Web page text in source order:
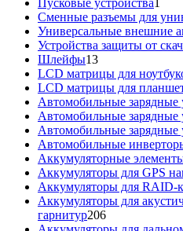
Пусковые устройства1
Сменные разъемы для
Универсальные внешние
Устройства защиты от
Шлейфы1313
товаров
LCD матрицы для
LCD матрицы для
Автомобильные зарядные
Автомобильные зарядные
Автомобильные зарядные
Автомобильные
Аккумуляторные
Аккумуляторы для GPS
Аккумуляторы для RAID-
Аккумуляторы для
гарнитур206206